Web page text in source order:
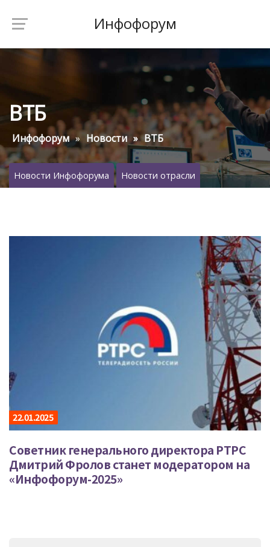
Инфофорум
ВТБ
Инфофорум Новости ВТБ
Новости Инфофорума Новости отрасли
22.01.2025
Советник генерального директора РТРС
Дмитрий Фролов станет модератором на
«Инфофорум-2025»